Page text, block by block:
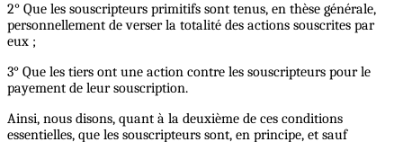
2° Que les souscripteurs primitifs sont tenus, en thèse générale,
personnellement de verser la totalité des actions souscrites par
eux ;
3° Que les tiers ont une action contre les souscripteurs pour le
payement de leur souscription.
Ainsi, nous disons, quant à la deuxième de ces conditions
essentielles, que les souscripteurs sont, en principe, et sauf